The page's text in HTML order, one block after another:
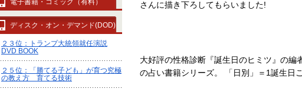
さんに描き下ろしてもらいました!
大好評の性格診断『誕生日のヒミツ』の編
の占い書籍シリーズ。 「日別」＝1誕生日
ディスク・オン・デマンド(DOD)
２３位：トランプ大統領就任演説
DVD BOOK
２５位：「勝てる子ども」が育つ究極
の教え方 育てる技術